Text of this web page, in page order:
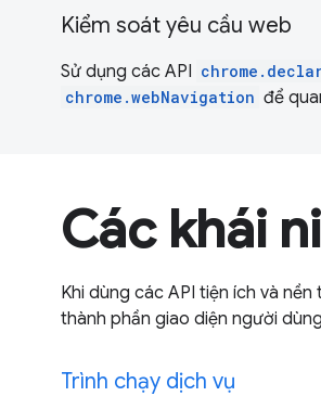
Kiểm soát yêu cầu web
Sử dụng các API
chrome.webNavigation để
Các khái
Khi dùng các API tiện ích và
thành phần giao diện người
Trình chạy dịch vụ